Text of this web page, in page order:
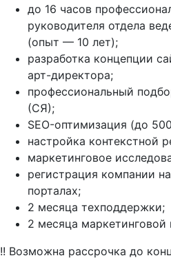
до 16 часов
руководителя отдела
(опыт — 10 лет);
разработка концепции
арт-директора;
профессиональный
(СЯ);
SEO-оптимизация (до
настройка контекстной
маркетинговое
регистрация компании
порталах;
2 месяца техподдержки;
2 месяца
!! Возможна рассрочка до